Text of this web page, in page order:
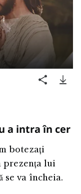
a intra în cer
botezați
prezența lui
se va încheia.